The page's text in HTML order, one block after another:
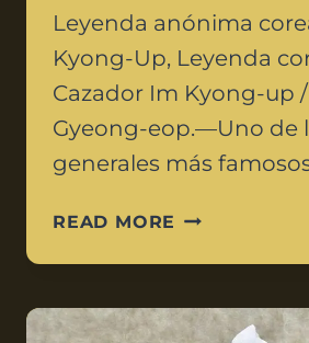
Leyenda anónima
Kyong-Up, Leyenda
Cazador Im Kyong-up
Gyeong-eop.—Uno de
generales más
READ MORE